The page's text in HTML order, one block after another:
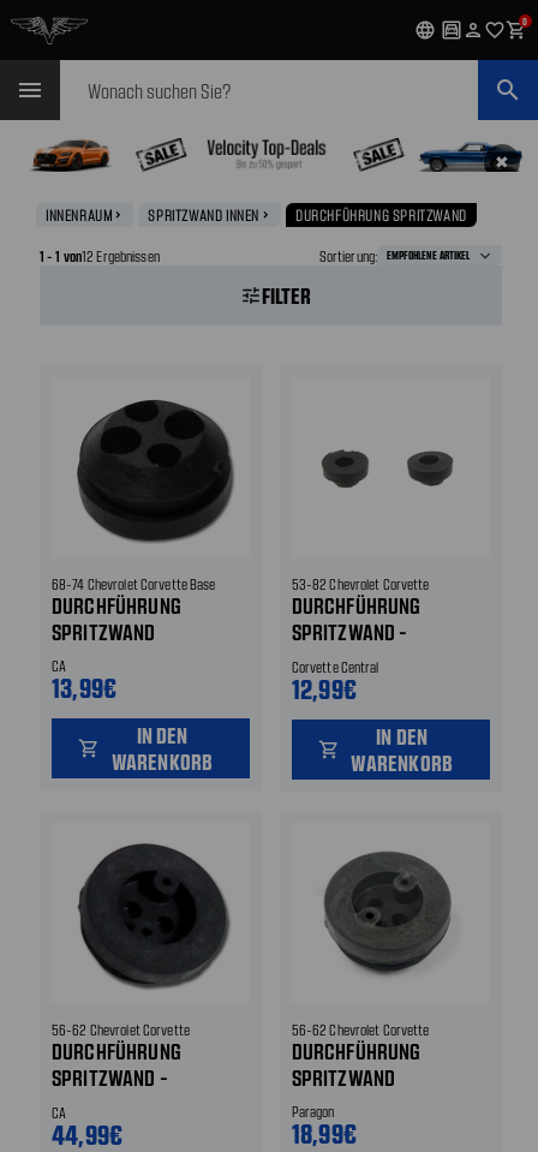
language garage person favorite_outlineshopping_cart0
menu search
✖
INNENRAUM navigate_next SPRITZWAND INNEN navigate_next DURCHFÜHRUNG SPRITZWAND
1 - 1 von12 Ergebnissen Sortierung:
tuneFILTER
68-74 Chevrolet Corvette Base
DURCHFÜHRUNG
SPRITZWAND
CA
13,99€
shopping_cart
IN DEN
WARENKORB
53-82 Chevrolet Corvette
DURCHFÜHRUNG
SPRITZWAND -
TACHOWELLE -
DREHZAHLMESSER
Corvette Central
12,99€
shopping_cart
IN DEN
WARENKORB
56-62 Chevrolet Corvette
DURCHFÜHRUNG
SPRITZWAND -
SCHLAUCH
SCHEIBENWISCHWASSER
CA
44,99€
56-62 Chevrolet Corvette
DURCHFÜHRUNG
SPRITZWAND
Paragon
18,99€